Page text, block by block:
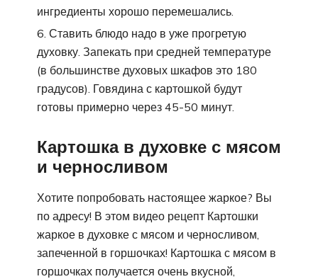
ингредиенты хорошо перемешались.
Ставить блюдо надо в уже прогретую
духовку. Запекать при средней температуре
(в большинстве духовых шкафов это 180
градусов). Говядина с картошкой будут
готовы примерно через 45-50 минут.
Картошка в духовке с мясом
и черносливом
Хотите попробовать настоящее жаркое? Вы
по адресу! В этом видео рецепт Картошки
жаркое в духовке с мясом и черносливом,
запеченной в горшочках! Картошка с мясом в
горшочках получается очень вкусной,